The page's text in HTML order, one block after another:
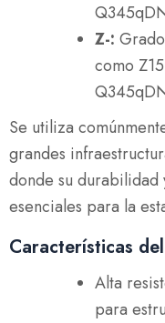
Z-:
como
Se utiliza
grandes
donde su durabilidad
esenciales para la
Características
Alta
para